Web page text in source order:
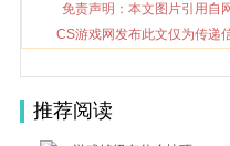
免责声明：本文图片引用自
CS游戏网发布此文仅为传递
推荐阅读